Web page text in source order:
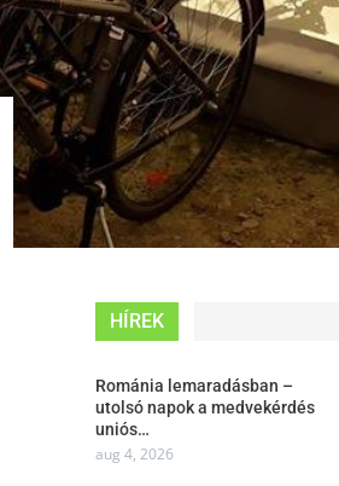
HÍREK
Románia lemaradásban –
utolsó napok a medvekérdés
uniós…
aug 4, 2026